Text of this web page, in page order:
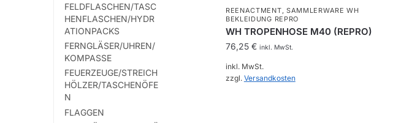
REENACTMENT, SAMMLERWARE WH
BEKLEIDUNG REPRO
WH TROPENHOSE M40 (REPRO)
76,25 € inkl. MwSt.
inkl. MwSt.
zzgl. Versandkosten
FELDFLASCHEN/TASC
HENFLASCHEN/HYDR
ATIONPACKS
FERNGLÄSER/UHREN/
KOMPASSE
FEUERZEUGE/STREICH
HÖLZER/TASCHENÖFE
N
FLAGGEN